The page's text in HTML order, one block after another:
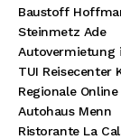
Baustoff
Steinmetz Ade
Autovermietung
TUI Reisecenter
Regionale
Autohaus Menn
Ristorante La